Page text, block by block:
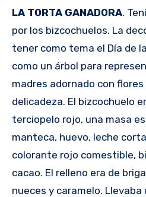
LA TORTA GANADORA.
por los bizcochuelos. La
tener como tema el Día de
como un árbol para
madres adornado con
delicadeza. El bizcochuelo
terciopelo rojo, una masa
manteca, huevo, leche
colorante rojo comestible,
cacao. El relleno era de
nueces y caramelo. Llevaba